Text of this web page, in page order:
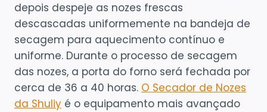
depois despeje as nozes frescas
descascadas uniformemente na bandeja de
secagem para aquecimento contínuo e
uniforme. Durante o processo de secagem
das nozes, a porta do forno será fechada por
cerca de 36 a 40 horas. O Secador de Nozes
da Shuliy é o equipamento mais avançado